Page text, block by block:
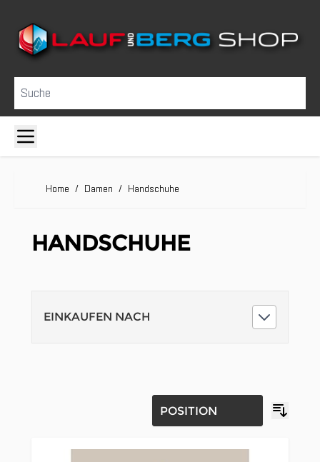
Suche
Home / Damen / Handschuhe
HANDSCHUHE
EINKAUFEN NACH